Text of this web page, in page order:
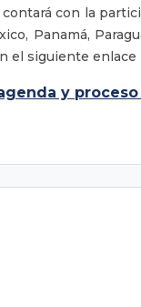
con la
Panamá,
el siguiente enlace
y